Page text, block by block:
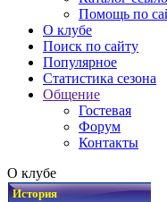
Помощь по
О клубе
Поиск по сайту
Популярное
Статистика сезона
Общение
Гостевая
Форум
Контакты
О клубе
История